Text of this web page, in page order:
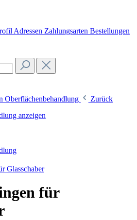
Adressen Zahlungsarten Bestellungen
Oberflächenbehandlung
Zurück
anzeigen
Glasschaber
für